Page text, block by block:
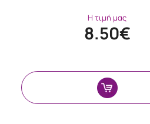
Η τιμή μας
8.50€